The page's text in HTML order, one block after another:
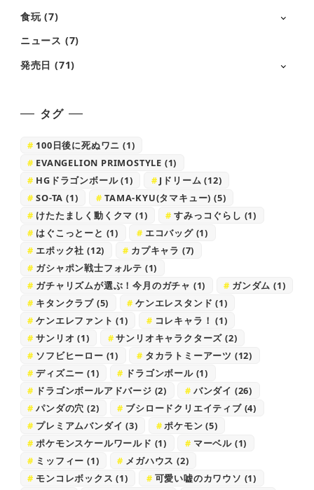
食玩(7)
ニュース (7)
発売日 (71)
タグ
100日後に死ぬワニ (1)
EVANGELION PRIMOSTYLE (1)
HGドラゴンボール(1) Jドリーム (12)
SO-TA (1) TAMA-KYU(タマキュー) (5)
けたたましく動くクマ (1) すみっコぐらし (1)
はぐこっとーと (1) エコバッグ(1)
エポック社 (12) カプキャラ (7)
ガシャポン戦士フォルテ (1)
ガチャリズムが選ぶ！今月のガチャ (1) ガンダム (1)
キタンクラブ (5) ケンエレスタンド (1)
ケンエレファント (1) コレキャラ！ (1)
サンリオ (1) サンリオキャラクターズ (2)
ソフビヒーロー (1) タカラトミーアーツ (12)
ディズニー (1) ドラゴンボール(1)
ドラゴンボールアドバージ (2) バンダイ (26)
パンダの穴 (2) ブシロードクリエイティブ(4)
プレミアムバンダイ (3) ポケモン (5)
ポケモンスケールワールド (1) マーベル (1)
ミッフィー (1) メガハウス (2)
モンコレボックス (1) 可愛い嘘のカワウソ (1)